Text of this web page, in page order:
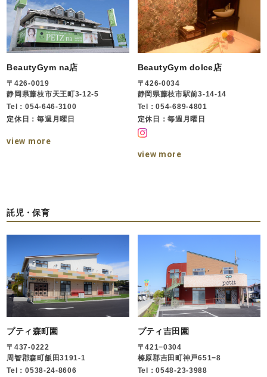
BeautyGym na店
〒426-0019
静岡県藤枝市天王町3-12-5
Tel：054-646-3100
定休日：毎週月曜日
view more
BeautyGym dolce店
〒426-0034
静岡県藤枝市駅前3-14-14
Tel：054-689-4801
定休日：毎週月曜日
view more
託児・保育
プティ森町園
〒437-0222
周智郡森町飯田3191-1
Tel：0538-24-8606
プティ吉田園
〒421−0304
榛原郡吉田町神戸651−8
Tel：0548-23-3988